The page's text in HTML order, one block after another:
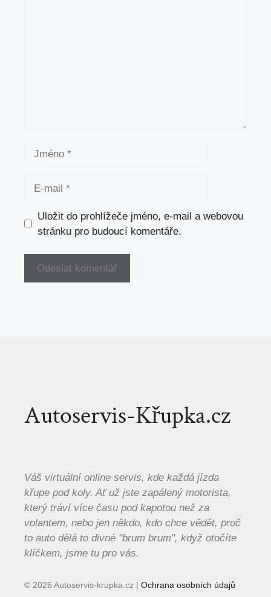
Jméno
Uložit do prohlížeče jméno, e-mail a webovou
stránku pro budoucí komentáře.
Autoservis-Křupka.cz
Váš virtuální online servis, kde každá jízda
křupe pod koly. Ať už jste zapálený motorista,
který tráví více času pod kapotou než za
volantem, nebo jen někdo, kdo chce vědět, proč
to auto dělá to divné "brum brum", když otočíte
klíčkem, jsme tu pro vás.
© 2026 Autoservis-krupka.cz | Ochrana osobních údajů